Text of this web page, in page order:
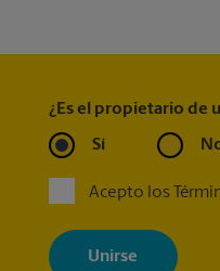
¿Es el propietario de
Sí
Acepto los
Al registrarse, acepta recibir
con noticias, ofertas
adaptados a sus intereses.